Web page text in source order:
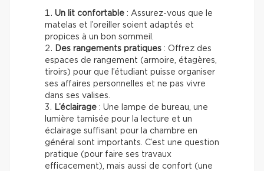
Un lit confortable : Assurez-vous que le
matelas et l’oreiller soient adaptés et
propices à un bon sommeil.
Des rangements pratiques : Offrez des
espaces de rangement (armoire, étagères,
tiroirs) pour que l’étudiant puisse organiser
ses affaires personnelles et ne pas vivre
dans ses valises.
L’éclairage : Une lampe de bureau, une
lumière tamisée pour la lecture et un
éclairage suffisant pour la chambre en
général sont importants. C’est une question
pratique (pour faire ses travaux
efficacement), mais aussi de confort (une